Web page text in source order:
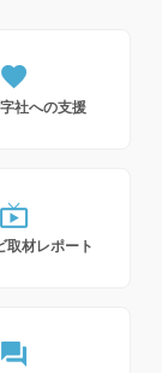
favorite
社への支援
live_tv
取材レポート
forum